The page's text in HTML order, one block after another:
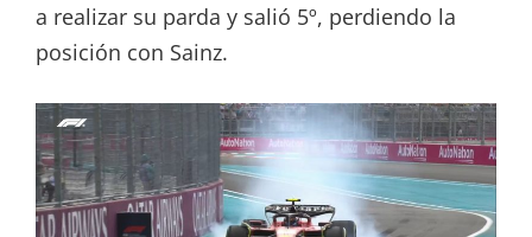
a realizar su parda y salió 5º, perdiendo la
posición con Sainz.